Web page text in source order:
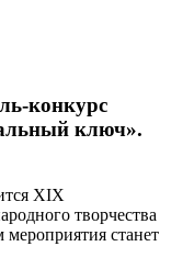
конкурс
ключ».
XIX
творчества
станет